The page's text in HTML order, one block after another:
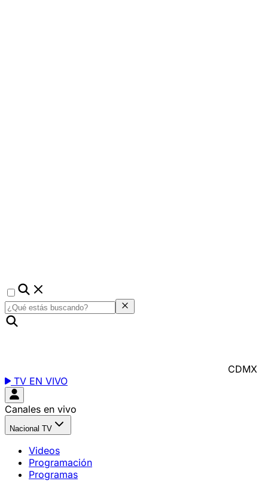
CDMX
TV EN VIVO
Canales en vivo
Nacional TV
Videos
Programación
Programas